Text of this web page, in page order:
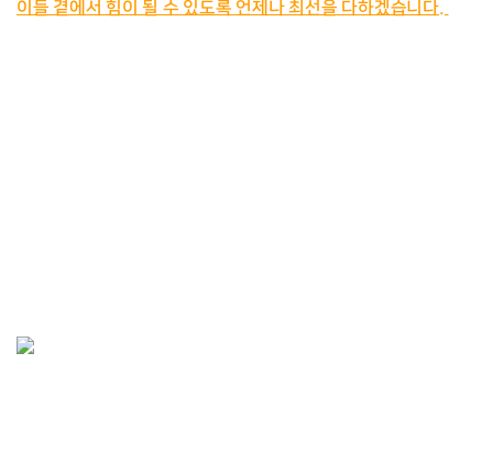
이들 곁에서 힘이 될 수 있도록 언제나 최선을 다하겠습니다.